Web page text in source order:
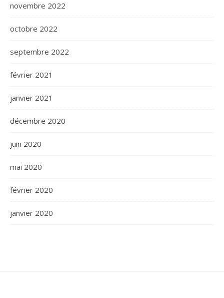
novembre 2022
octobre 2022
septembre 2022
février 2021
janvier 2021
décembre 2020
juin 2020
mai 2020
février 2020
janvier 2020